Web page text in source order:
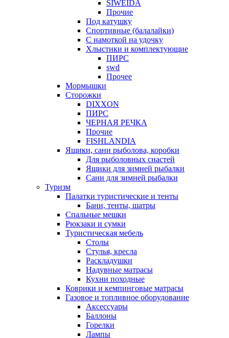
SIWEIDA
Прочие
Под катушку
Спортивные (балалайки)
С намоткой на удочку
Хлыстики и комплектующие
ПИРС
swd
Прочее
Мормышки
Сторожки
DIXXON
ПИРС
ЧЕРНАЯ РЕЧКА
Прочие
FISHLANDIA
Ящики, сани рыболова, коробки
Для рыболовных снастей
Ящики для зимней рыбалки
Сани для зимней рыбалки
Туризм
Палатки туристические и тенты
Бани, тенты, шатры
Спальные мешки
Рюкзаки и сумки
Туристическая мебель
Столы
Стулья, кресла
Раскладушки
Надувные матрасы
Кухни походные
Коврики и кeмпинговые матрасы
Газовое и топливное оборудование
Аксессуары
Баллоны
Горелки
Лампы